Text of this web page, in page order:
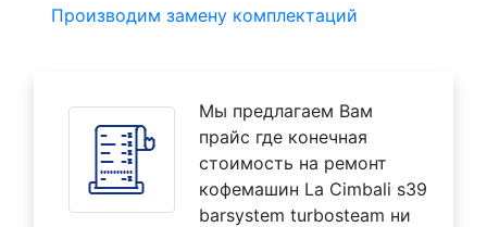
Производим замену комплектаций
Мы предлагаем Вам
прайс где конечная
стоимость на ремонт
кофемашин La Cimbali s39
barsystem turbosteam ни